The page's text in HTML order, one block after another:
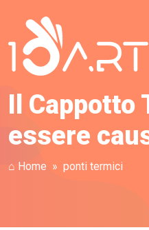
Il Cappotto
essere
⌂ Home ponti termici